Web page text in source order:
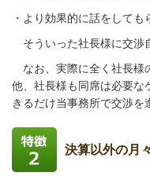
・より効果的に話をしても
そういった社長様に交渉
なお、実際に全く社長様
他、社長様も同席は必要な
きるだけ当事務所で交渉を
決算以外の月